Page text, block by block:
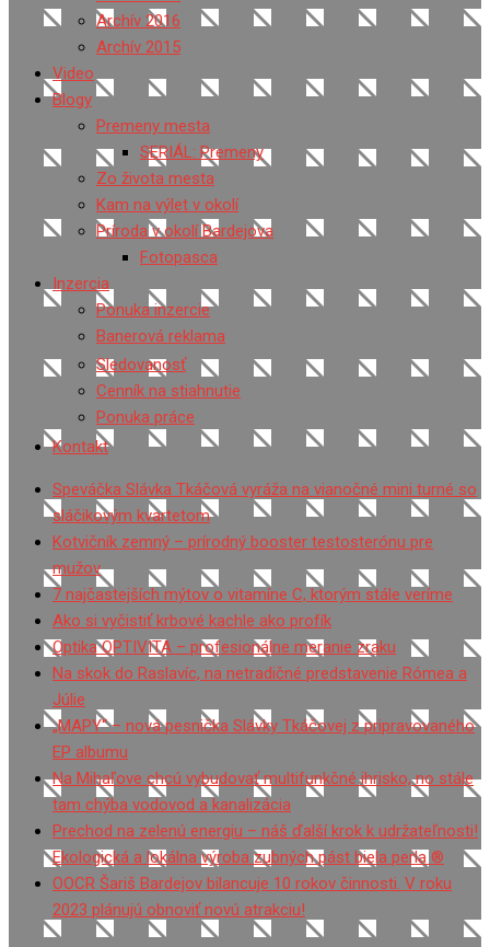
Archív 2016
Archív 2015
Video
Blogy
Premeny mesta
SERIÁL: Premeny
Zo života mesta
Kam na výlet v okolí
Príroda v okolí Bardejova
Fotopasca
Inzercia
Ponuka inzercie
Banerová reklama
Sledovanosť
Cenník na stiahnutie
Ponuka práce
Kontakt
Speváčka Slávka Tkáčová vyráža na vianočné mini turné so
sláčikovým kvartetom
Kotvičník zemný – prírodný booster testosterónu pre
mužov
7 najčastejších mýtov o vitamíne C, ktorým stále veríme
Ako si vyčistiť krbové kachle ako profík
Optika OPTIVITA – profesionálne meranie zraku
Na skok do Raslavíc, na netradičné predstavenie Rómea a
Júlie
„MAPY“ – nová pesnička Slávky Tkáčovej z pripravovaného
EP albumu
Na Mihaľove chcú vybudovať multifunkčné ihrisko, no stále
tam chýba vodovod a kanalizácia
Prechod na zelenú energiu – náš ďalší krok k udržateľnosti!
Ekologická a lokálna výroba zubných pást biela perla ®
OOCR Šariš Bardejov bilancuje 10 rokov činnosti. V roku
2023 plánujú obnoviť novú atrakciu!